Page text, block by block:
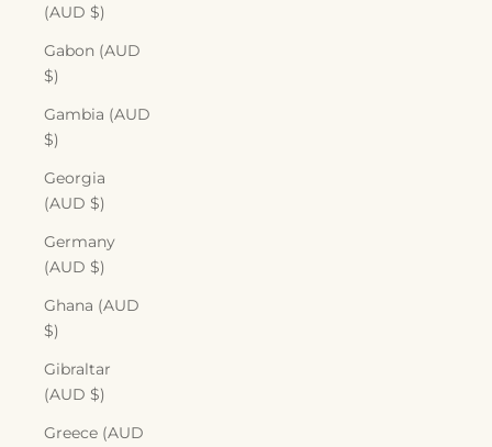
(AUD $)
Gabon (AUD
$)
Gambia (AUD
$)
Georgia
(AUD $)
Germany
(AUD $)
Ghana (AUD
$)
Gibraltar
(AUD $)
Greece (AUD